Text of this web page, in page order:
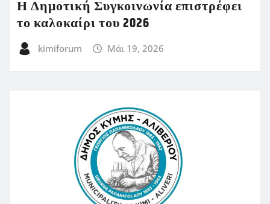
Η Δημοτική Συγκοινωνία επιστρέφει
το καλοκαίρι του 2026
kimiforum Μάι 19, 2026